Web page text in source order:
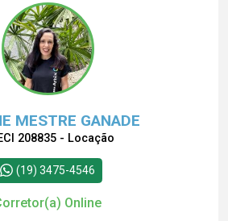
MESTRE GANADE
208835 - Locação
(19) 3475-4546
Online